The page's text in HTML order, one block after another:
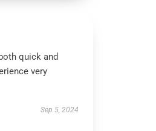
quick and
very
Sep 5, 2024